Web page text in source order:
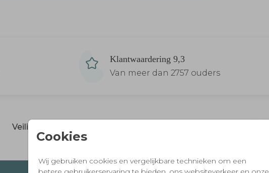
Cookies
Wij gebruiken cookies en vergelijkbare technieken om een
Klantwaardering 9,3
Van meer dan 2757 ouders
Veilig en vertrouwd winkelen en betalen